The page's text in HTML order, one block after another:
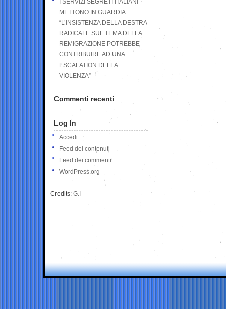
I SERVIZI SEGRETI ITALIANI
METTONO IN GUARDIA:
“L’INSISTENZA DELLA DESTRA
RADICALE SUL TEMA DELLA
REMIGRAZIONE POTREBBE
CONTRIBUIRE AD UNA
ESCALATION DELLA
VIOLENZA”
Commenti recenti
Log In
Accedi
Feed dei contenuti
Feed dei commenti
WordPress.org
Credits: G.I